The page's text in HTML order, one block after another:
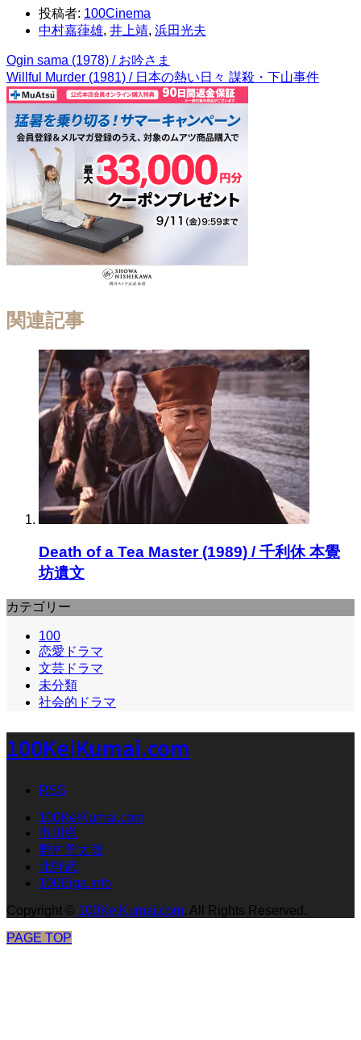
投稿者: 100Cinema
中村嘉葎雄, 井上靖, 浜田光夫
Ogin sama (1978) / お吟さま
Willful Murder (1981) / 日本の熱い日々 謀殺・下山事件
関連記事
Death of a Tea Master (1989) / 千利休 本覺
坊遺文
カテゴリー
100
恋愛ドラマ
文芸ドラマ
未分類
社会的ドラマ
100KeiKumai.com
RSS
100KeiKumai.com
市川崑
野村芳太郎
北野武
100Eiga.info
Copyright © 100KeiKumai.com. All Rights Reserved.
PAGE TOP